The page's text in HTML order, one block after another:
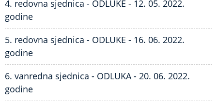
4. redovna sjednica - ODLUKE - 12. 05. 2022.
godine
5. redovna sjednica - ODLUKE - 16. 06. 2022.
godine
6. vanredna sjednica - ODLUKA - 20. 06. 2022.
godine